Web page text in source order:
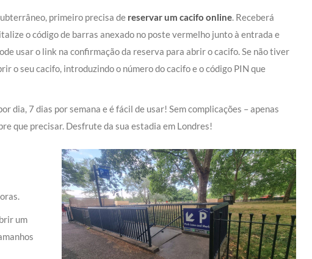
primeiro precisa de reservar um cacifo online. Receberá
o código de barras anexado no poste vermelho junto à entrada e
usar o link na confirmação da reserva para abrir o cacifo. Se não tiver
o seu cacifo, introduzindo o número do cacifo e o código PIN que
dia, 7 dias por semana e é fácil de usar! Sem complicações – apenas
que precisar. Desfrute da sua estadia em Londres!
um